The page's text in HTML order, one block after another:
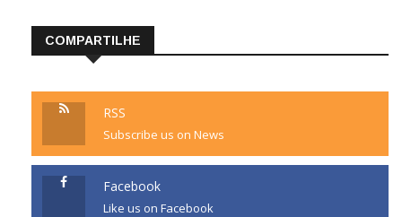
COMPARTILHE
RSS
Subscribe us on News
Facebook
Like us on Facebook